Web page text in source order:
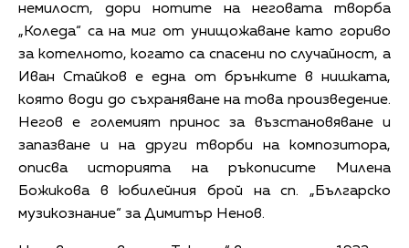
немилост, дори нотите на неговата творба
„Коледа“ са на миг от унищожаване като гориво
за котелното, когато са спасени по случайност, а
Иван Стайков е една от брънките в нишката,
която води до съхраняване на това произведение.
Негов е големият принос за възстановяване и
запазване и на други творби на композитора,
описва историята на ръкописите Милена
Божикова в юбилейния брой на сп. „Българско
музикознание“ за Димитър Ненов.